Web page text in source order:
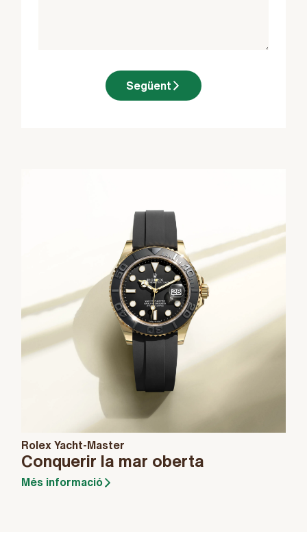
Següent
Rolex Yacht-Master
Conquerir la mar oberta
Més informació